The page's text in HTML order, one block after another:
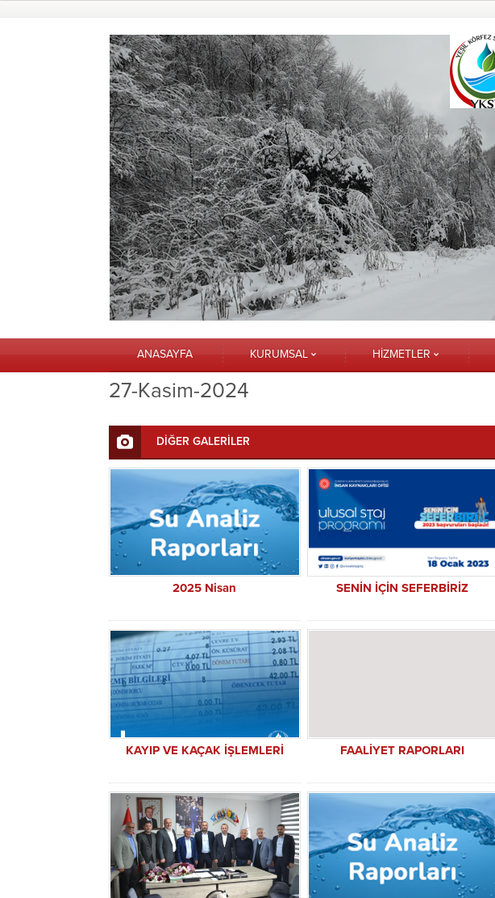
ANASAYFA KURUMSAL HİZMETLER
27-Kasim-2024
DİĞER GALERİLER
2025 Nisan SENİN İÇİN SEFERBİRİZ
KAYIP VE KAÇAK İŞLEMLERİ FAALİYET RAPORLARI